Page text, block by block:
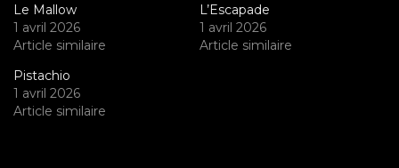
Le Mallow
1 avril 2026
Article similaire
L’Escapade
1 avril 2026
Article similaire
Pistachio
1 avril 2026
Article similaire